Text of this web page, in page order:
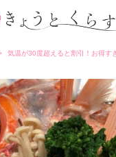
気温が30度超えると割引！お得す